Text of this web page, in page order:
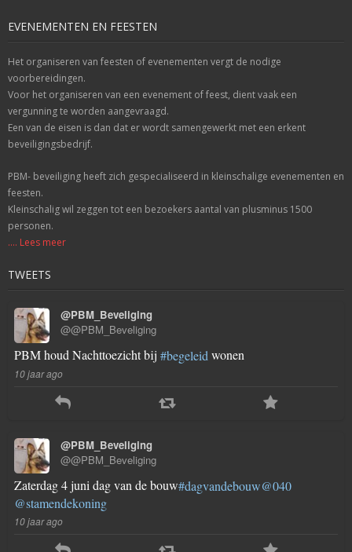
EVENEMENTEN EN FEESTEN
Het organiseren van feesten of evenementen vergt de nodige
voorbereidingen.
Voor het organiseren van een evenement of feest, dient vaak een
vergunning te worden aangevraagd.
Een van de eisen is dan dat er wordt samengewerkt met een erkent
beveiligingsbedrijf.
PBM- beveiliging heeft zich gespecialiseerd in kleinschalige evenementen en
feesten.
Kleinschalig wil zeggen tot een bezoekers aantal van plusminus 1500
personen.
.... Lees meer
TWEETS
@PBM_Beveliging
@@PBM_Beveliging
PBM houd Nachttoezicht bij #begeleid wonen
10 jaar ago
@PBM_Beveliging
@@PBM_Beveliging
Zaterdag 4 juni dag van de bouw#dagvandebouw@040
@stamendekoning
10 jaar ago